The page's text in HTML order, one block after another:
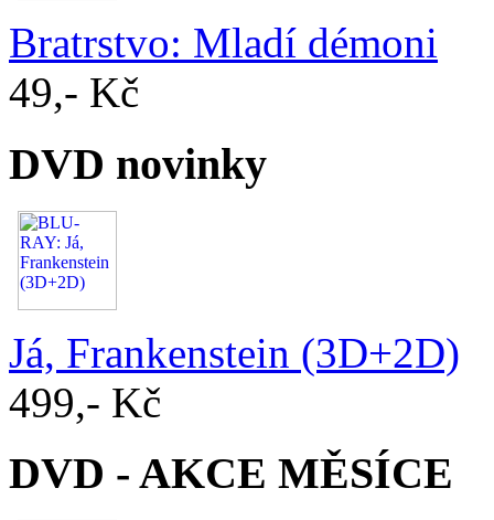
Bratrstvo: Mladí démoni
49,- Kč
DVD novinky
Já, Frankenstein (3D+2D)
499,- Kč
DVD - AKCE MĚSÍCE